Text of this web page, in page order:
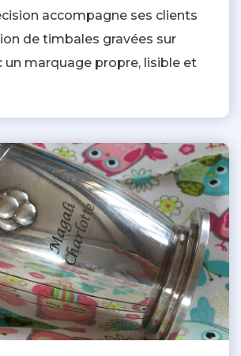
accompagne ses clients
de timbales gravées sur
un marquage propre, lisible et